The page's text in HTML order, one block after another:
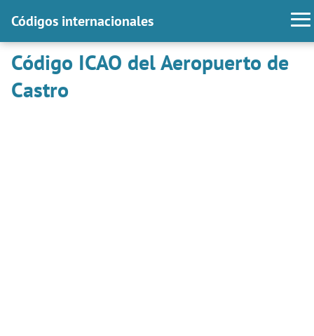
Códigos internacionales
Código ICAO del Aeropuerto de
Castro